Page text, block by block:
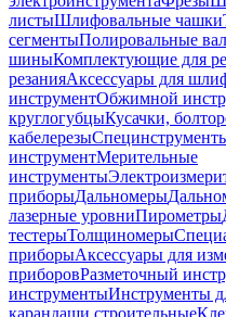
листыШлифовальные чашки
сегментыПолировальные
шиныКомплектующие для
резанияАксессуары для
инструментОбжимной
круглогубцыКусачки,
кабелерезы
инструментМерительные
инструменты
приборыДальномеры
лазерные уровниПирометры
тестерыТолщиномеры
приборыАксессуары для
приборовРазметочный
инструментыИнструменты
карандаши строительные